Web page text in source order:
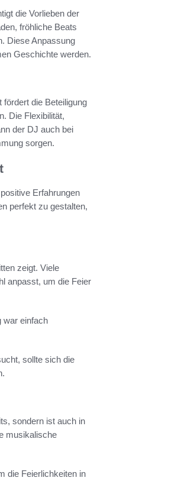
die Vorlieben der
fröhliche Beats
Diese Anpassung
Geschichte werden.
die Beteiligung
Die Flexibilität,
der DJ auch bei
sorgen.
Erfahrungen
perfekt zu gestalten,
zeigt. Viele
anpasst, um die Feier
war einfach
sollte sich die
sondern ist auch in
musikalische
die Feierlichkeiten in